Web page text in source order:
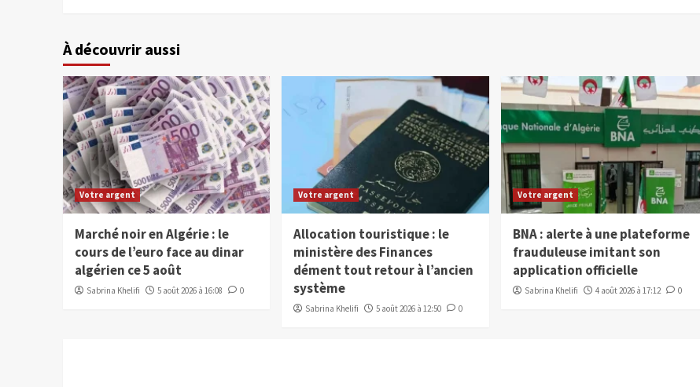
À découvrir aussi
Votre argent
Marché noir en Algérie : le
cours de l’euro face au dinar
algérien ce 5 août
Sabrina Khelifi 5 août 2026 à 16:08 0
Votre argent
Allocation touristique : le
ministère des Finances
dément tout retour à l’ancien
système
Sabrina Khelifi 5 août 2026 à 12:50 0
Votre argent
BNA : alerte à une plateforme
frauduleuse imitant son
application officielle
Sabrina Khelifi 4 août 2026 à 17:12 0